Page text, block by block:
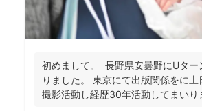
初めまして。 長野県安曇野にUター
りました。 東京にて出版関係をに土
撮影活動し経歴30年活動してまい